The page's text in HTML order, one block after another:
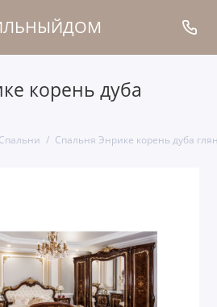
корень дуба
Cпальни Спальня Энрике корень дуба